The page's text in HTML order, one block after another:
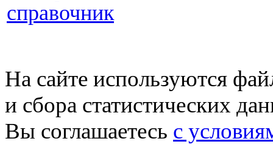
справочник
На сайте используются
и сбора статистических
Вы соглашаетесь с